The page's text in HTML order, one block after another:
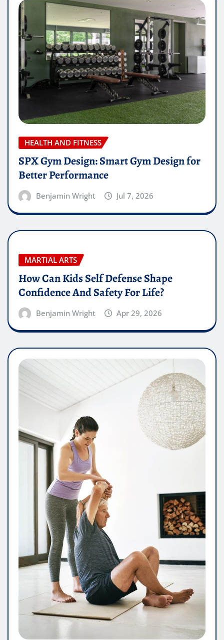
HEALTH AND FITNESS
SPX Gym Design: Smart Gym Design for
Better Performance
Benjamin Wright Jul 7, 2026
MARTIAL ARTS
How Can Kids Self Defense Shape
Confidence And Safety For Life?
Benjamin Wright Apr 29, 2026